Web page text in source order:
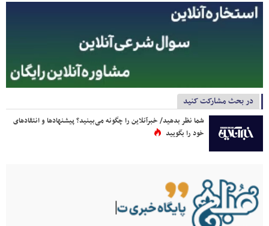
در بحث مشارکت کنید
شما نظر بدهید/ خبرآنلاین را چگونه می‌بینید؟ پیشنهادها و انتقادهای
خود را بگویید